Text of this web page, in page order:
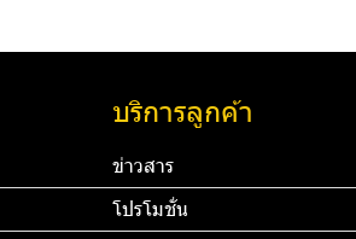
บริการลูกค้า
ข่าวสาร
โปรโมชั่น